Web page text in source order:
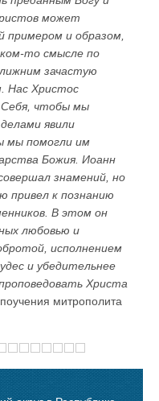
может
примером и образом,
то смысле по
зачастую
Нас Христос
чтобы мы
явили
мы помогли им
Божия. Иоанн
знамений, но
привел к познанию
В этом он
любовью и
исполнением
и убедительнее
Христа
митрополита